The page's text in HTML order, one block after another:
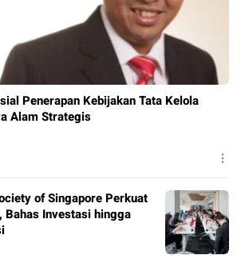
Penerapan Kebijakan Tata Kelola
Alam Strategis
of Singapore Perkuat
Bahas Investasi hingga